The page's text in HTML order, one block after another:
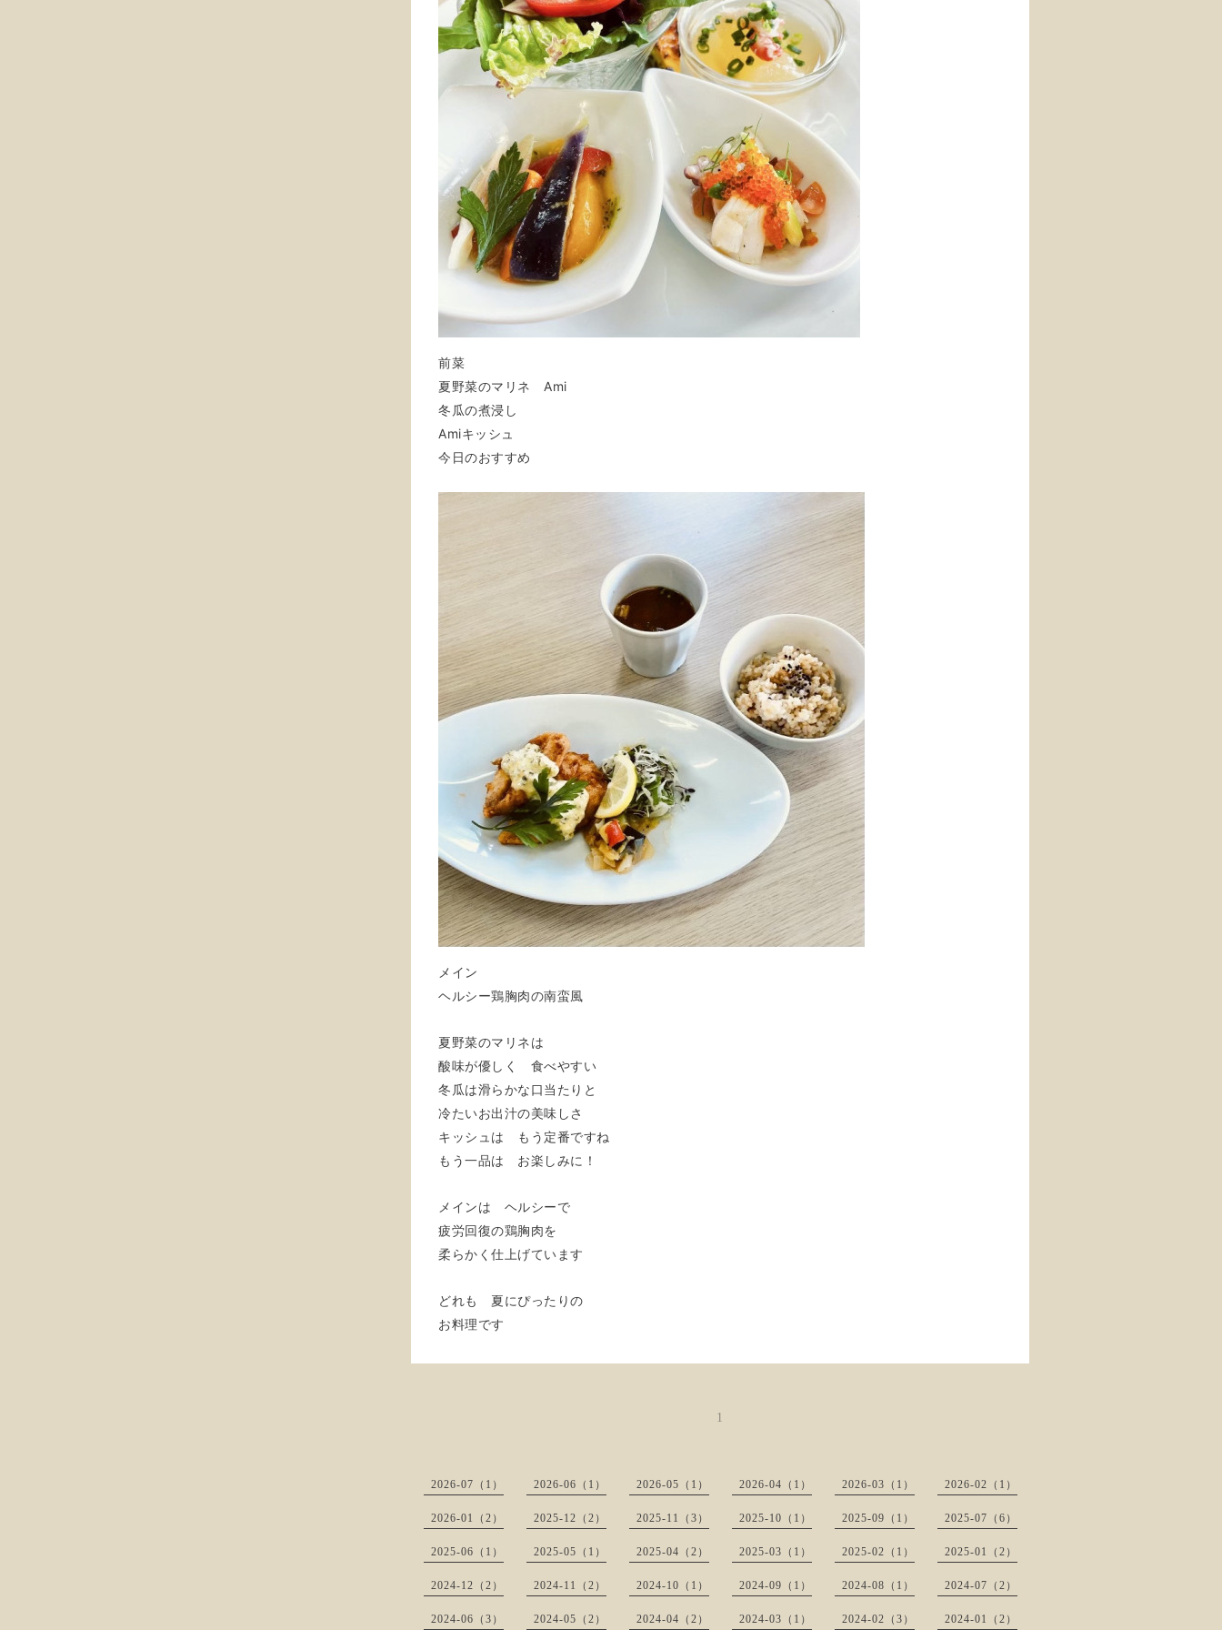
前菜
夏野菜のマリネ Ami
冬瓜の煮浸し
Amiキッシュ
今日のおすすめ
メイン
ヘルシー鶏胸肉の南蛮風
夏野菜のマリネは
酸味が優しく 食べやすい
冬瓜は滑らかな口当たりと
冷たいお出汁の美味しさ
キッシュは もう定番ですね
もう一品は お楽しみに！
メインは ヘルシーで
疲労回復の鶏胸肉を
柔らかく仕上げています
どれも 夏にぴったりの
お料理です
1
2026-07（1） 2026-06（1） 2026-05（1） 2026-04（1） 2026-03（1） 2026-02（1）
2026-01（2） 2025-12（2） 2025-11（3） 2025-10（1） 2025-09（1） 2025-07（6）
2025-06（1） 2025-05（1） 2025-04（2） 2025-03（1） 2025-02（1） 2025-01（2）
2024-12（2） 2024-11（2） 2024-10（1） 2024-09（1） 2024-08（1） 2024-07（2）
2024-06（3） 2024-05（2） 2024-04（2） 2024-03（1） 2024-02（3） 2024-01（2）